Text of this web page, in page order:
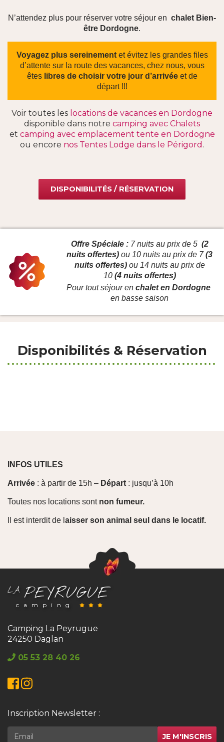
N’attendez plus pour réserver votre séjour en chalet Bien-
être Dordogne.
Voyagez plus sereinementet évitez les grandes files
d’attente sur la route des vacances, chez nous, vous
êteslibres de choisir votre jour d’arrivéeet de
départ !!!
Voir toutes les locations de vacances en Dordogne
disponible dans notre camping avec Chalets
et camping avec emplacement tente en Dordogne
ou encore nos Tentes Lodge dans le Périgord .
DISPONIBILITÉS / RÉSERVATION
Offre Spéciale : 7 nuits au prix de 5 (2
nuits offertes) ou 10 nuits au prix de 7(3
nuits offertes)ou 14 nuits au prix de
10 (4 nuits offertes)
Pour tout séjour en chalet en Dordogne
en basse saison
Disponibilités & Réservation
INFOS UTILES
Arrivée : à partir de 15h – Départ : jusqu’à 10h
Toutes nos locations sont non fumeur.
Il est interdit de l aisser son animal seul dans le locatif.
LAPEYRUGUE
camping
Camping La Peyrugue
24250 Daglan
05 53 28 40 26
Facebook
Instagram
Inscription Newsletter :
JE M'INSCRIS